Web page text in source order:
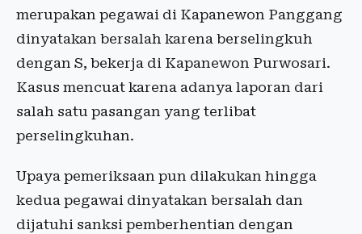
merupakan pegawai di Kapanewon Panggang
dinyatakan bersalah karena berselingkuh
dengan S, bekerja di Kapanewon Purwosari.
Kasus mencuat karena adanya laporan dari
salah satu pasangan yang terlibat
perselingkuhan.
Upaya pemeriksaan pun dilakukan hingga
kedua pegawai dinyatakan bersalah dan
dijatuhi sanksi pemberhentian dengan